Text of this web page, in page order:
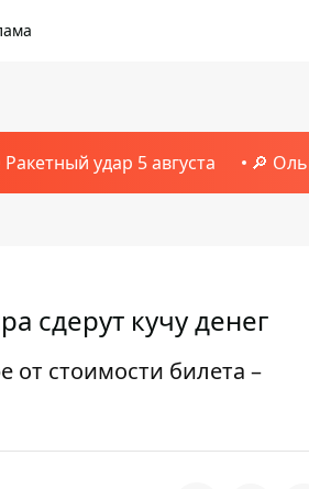
Ракетный удар 5 августа 🔎
сдерут кучу денег
стоимости билета –